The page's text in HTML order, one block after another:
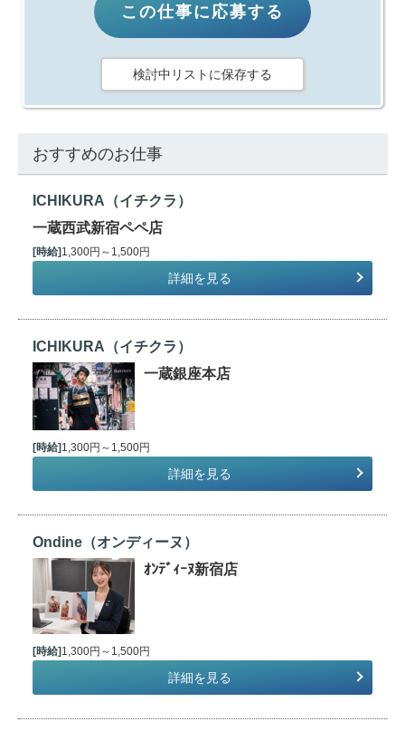
この仕事に応募する
検討中リストに保存する
おすすめのお仕事
ICHIKURA（イチクラ）
一蔵西武新宿ペペ店
[時給] 1,300円～1,500円
詳細を見る
ICHIKURA（イチクラ）
一蔵銀座本店
[時給]1,300円～1,500円
詳細を見る
Ondine（オンディーヌ）
ｵﾝﾃﾞｨｰﾇ新宿店
[時給] 1,300円～1,500円
詳細を見る